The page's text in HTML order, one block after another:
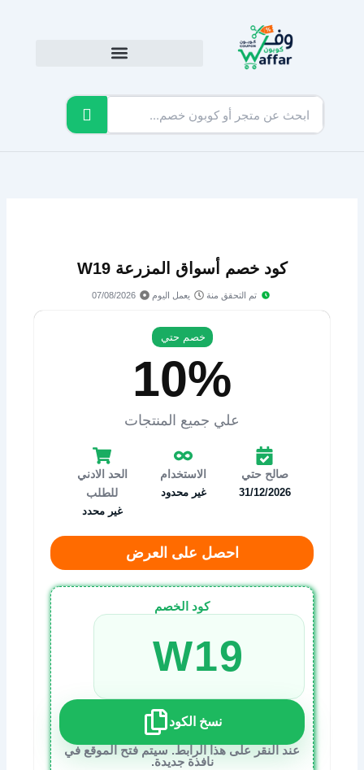
كود خصم أسواق المزرعة W19
تم التحقق منة يعمل اليوم 07/08/2026
خصم حتي
10%
علي جميع المنتجات
صالح حتي
31/12/2026
الاستخدام
غير محدود
الحد الادني
للطلب
غير محدد
احصل على العرض
كود الخصم
W19
نسخ الكود
عند النقر على هذا الرابط. سيتم فتح الموقع في
نافذة جديدة.